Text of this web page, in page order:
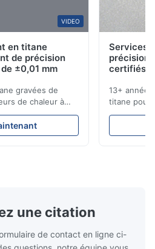
and great service, would definitely
VIDEO
en titane
de précision
±0,01 mm
gravées de
de chaleur à
Vue d'
débitXinhaisen
dans la
Services
précision
certifiés
13+
titane pour
médicales
livraison
une citation
de contact en ligne ci-